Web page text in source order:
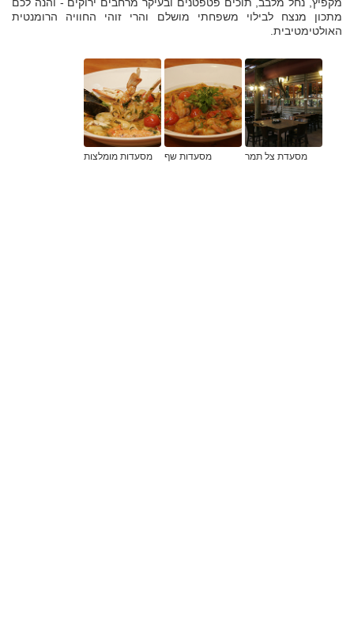
מתכון מנצח לבילוי משפחתי מושלם והרי זוהי החוויה הרומנטית
האולטימטיבית.
מסעדת צל תמר מסעדות שף מסעדות מומלצות